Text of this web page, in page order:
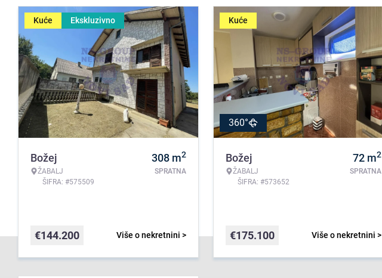
Kuće Ekskluzivno
Božej
ŽABALJ
ŠIFRA: #575509
308 m2
SPRATNA
Više o nekretnini >
€144.200
Kuće
360°
Božej
ŽABALJ
ŠIFRA: #573652
72 m2
SPRATNA
Više o nekretnini >
€175.100